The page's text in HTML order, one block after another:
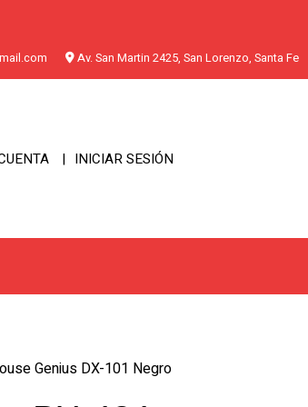
Av. San Martin 2425, San Lorenzo, Santa Fe
INICIAR SESIÓN
Genius DX-101 Negro